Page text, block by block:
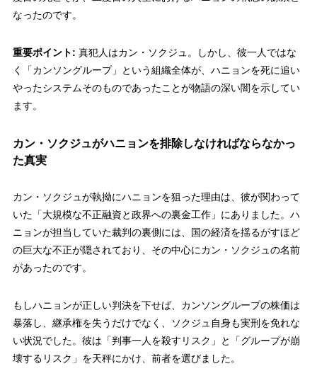
なったのです。
重要ポイント: 真犯人はカン・ソクジュ。しかし、彼一人ではな
く「カンソングループ」という組織全体が、ハニョンを死に追い
やったシステムそのものであったことが物語の深い闇を示してい
ます。
カン・ソクジュがハニョンを排除しなければならなかっ
た真実
カン・ソクジュが執拗にハニョンを狙った理由は、彼が関わって
いた「大規模な不正融資と政界への裏金工作」にありました。ハ
ニョンが担当していた裁判の裏側には、国の経済を揺るがすほど
の巨大な不正が隠されており、その中心にカン・ソクジュの名前
があったのです。
もしハニョンが正しい判決を下せば、カンソングループの株価は
暴落し、継承権を失うだけでなく、ソクジュ自身も実刑を免れな
い状況でした。彼は「判事一人を殺すリスク」と「グループが崩
壊するリスク」を天秤にかけ、前者を選びました。